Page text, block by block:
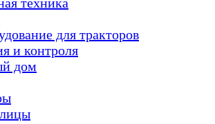
для тракторов
и контроля
дом